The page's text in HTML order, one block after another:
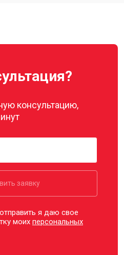
консультацию,
заявку
я даю свое
моихперсональных